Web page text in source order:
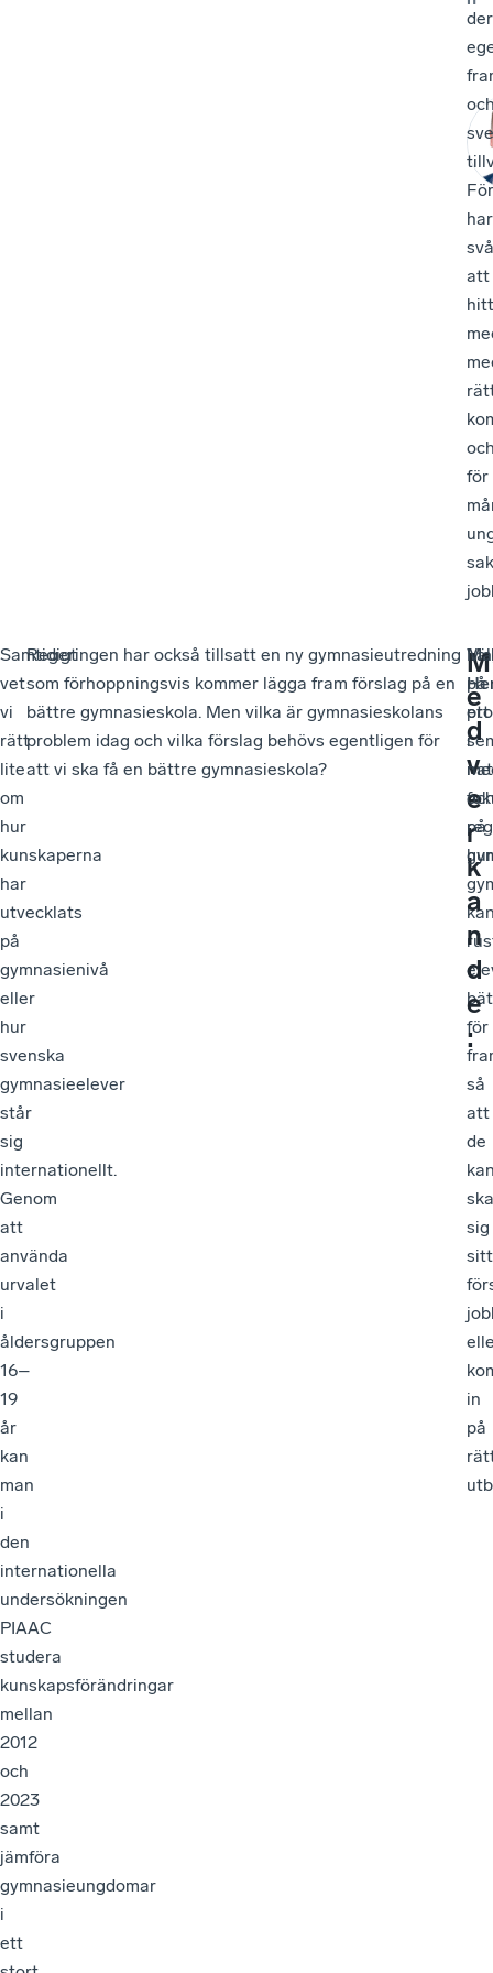
har
att
för
Samtidigt
vet
vi
rätt
lite
om
hur
kunskaperna
har
utvecklats
på
gymnasienivå
eller
hur
svenska
gymnasieelever
står
sig
internationellt.
Genom
att
använda
urvalet
i
åldersgruppen
16–
19
år
kan
man
i
den
internationella
undersökningen
PIAAC
studera
kunskapsförändringar
mellan
2012
och
2023
samt
jämföra
gymnasieungdomar
i
ett
Regeringen har också tillsatt en ny gymnasieutredning
som förhoppningsvis kommer lägga fram förslag på en
bättre gymnasieskola. Men vilka är gymnasieskolans
problem idag och vilka förslag behövs egentligen för
att vi ska få en bättre gymnasieskola?
på
ett
på
hur
för
så
att
de
sig
sitt
in
på
M
e
d
v
e
r
k
a
n
d
e
:
i